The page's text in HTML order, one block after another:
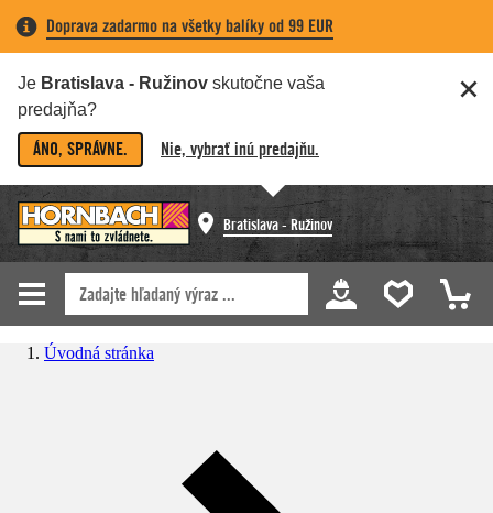
Doprava zadarmo na všetky balíky od 99 EUR
Je Bratislava - Ružinov skutočne vaša
predajňa?
ÁNO, SPRÁVNE. Nie, vybrať inú predajňu.
Bratislava - Ružinov
Úvodná stránka